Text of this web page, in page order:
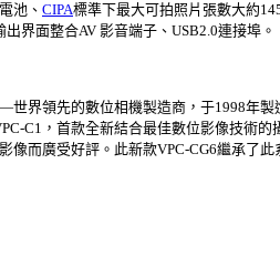
池、 CIPA標準下最大可拍照片張數大約
界面整合AV 影音端子、USB2.0連接埠。
界領先的數位相機製造商，于1998年製
C1，首款全新結合最佳數位影像技術
像而廣受好評。此新款VPC-CG6繼承了